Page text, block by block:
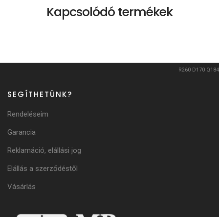
Kapcsolódó termékek
R260 D170 Q184
SEGÍTHETÜNK?
Rendeléseim
Garancia
Reklamáció, elállási jog
Elállás a szerződéstől
Vásárlás